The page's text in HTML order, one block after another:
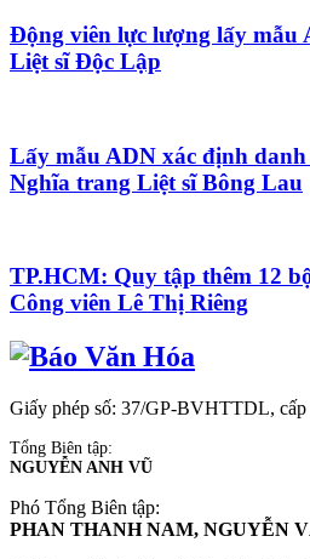
Động viên lực lượng lấy mẫu
Liệt sĩ Độc Lập
Lấy mẫu ADN xác định
Nghĩa trang Liệt sĩ Bông Lau
TP.HCM: Quy tập thêm 12
Công viên Lê Thị Riêng
Giấy phép số: 37/GP-BVHTTDL, cấp
Tổng Biên tập:
NGUYỄN ANH VŨ
Phó Tổng Biên tập:
PHAN THANH NAM, NGUYỄN